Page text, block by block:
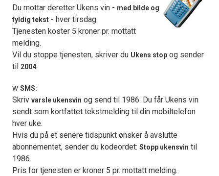
Du mottar deretter Ukens vin - med bilde og
fyldig tekst - hver tirsdag.
Tjenesten koster 5 kroner pr. mottatt
melding.
Vil du stoppe tjenesten, skriver du Ukens stop og sender
til 2004.
w SMS:
Skriv varsle ukensvin og send til 1986. Du får Ukens vin
sendt som kortfattet tekstmelding til din mobiltelefon
hver uke.
Hvis du på et senere tidspunkt ønsker å avslutte
abonnementet, sender du kodeordet: Stopp ukensvin til
1986.
Pris for tjenesten er kroner 5 pr. mottatt melding.